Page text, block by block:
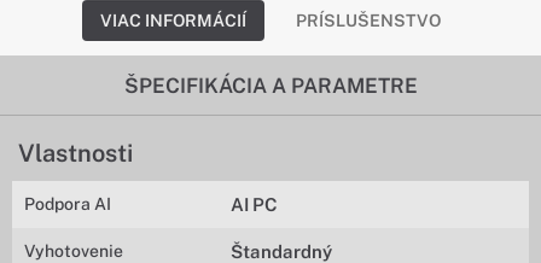
VIAC INFORMÁCIÍ PRÍSLUŠENSTVO
ŠPECIFIKÁCIA A PARAMETRE
Vlastnosti
Podpora AI AI PC
Vyhotovenie Štandardný